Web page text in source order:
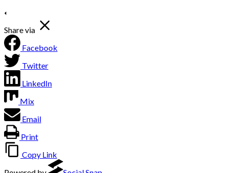
Share via
Facebook
Twitter
LinkedIn
Mix
Email
Print
Copy Link